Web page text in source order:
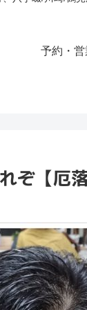
予約・営
ぞ【厄